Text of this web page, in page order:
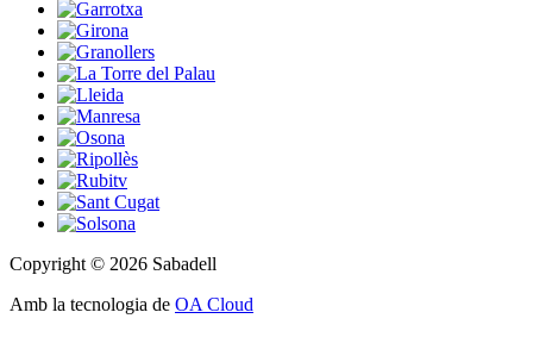
Copyright © 2026 Sabadell
Amb la tecnologia de OA Cloud